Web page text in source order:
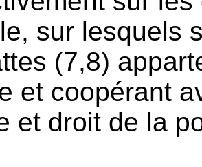
sur lesquels
(7,8)
et coopérant
et droit de la